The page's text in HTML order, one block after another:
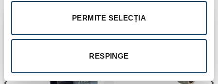
PERMITE SELECȚIA
RESPINGE